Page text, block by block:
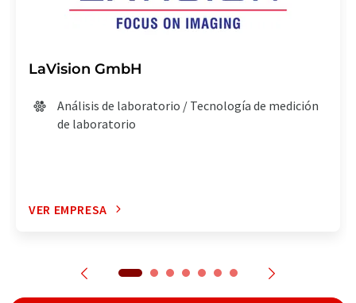
LaVision GmbH
Análisis de laboratorio / Tecnología de medición
de laboratorio
VER EMPRESA